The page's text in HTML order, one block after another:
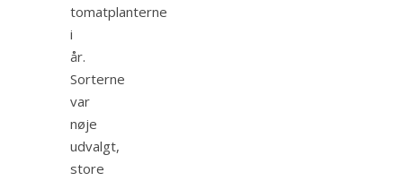
tomatplanterne
i
år.
Sorterne
var
nøje
udvalgt,
store